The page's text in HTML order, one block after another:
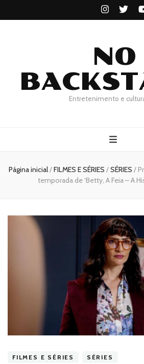
NO
Entretenimento e
Página inicial/FILMES E SÉRIES /SÉRIES /
temporada de ‘Betty, A Feia – A
FILMES E SÉRIES SÉRIES